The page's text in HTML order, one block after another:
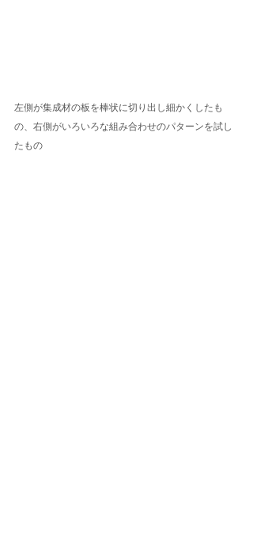
左側が集成材の板を棒状に切り出し細かくしたも
の、右側がいろいろな組み合わせのパターンを試し
たもの